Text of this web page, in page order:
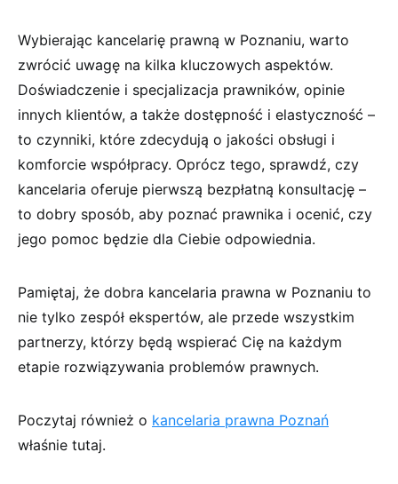
Wybierając kancelarię prawną w Poznaniu, warto
zwrócić uwagę na kilka kluczowych aspektów.
Doświadczenie i specjalizacja prawników, opinie
innych klientów, a także dostępność i elastyczność –
to czynniki, które zdecydują o jakości obsługi i
komforcie współpracy. Oprócz tego, sprawdź, czy
kancelaria oferuje pierwszą bezpłatną konsultację –
to dobry sposób, aby poznać prawnika i ocenić, czy
jego pomoc będzie dla Ciebie odpowiednia.
Pamiętaj, że dobra kancelaria prawna w Poznaniu to
nie tylko zespół ekspertów, ale przede wszystkim
partnerzy, którzy będą wspierać Cię na każdym
etapie rozwiązywania problemów prawnych.
Poczytaj również o kancelaria prawna Poznań
właśnie tutaj.